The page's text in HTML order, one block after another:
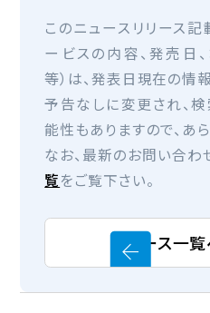
このニュースリリース記
ービスの内容、発売日
等）は、発表日現在の情報
予告なしに変更され、
能性もありますので、あ
なお、最新のお問い合わ
覧をご覧下さい。
ニュース一